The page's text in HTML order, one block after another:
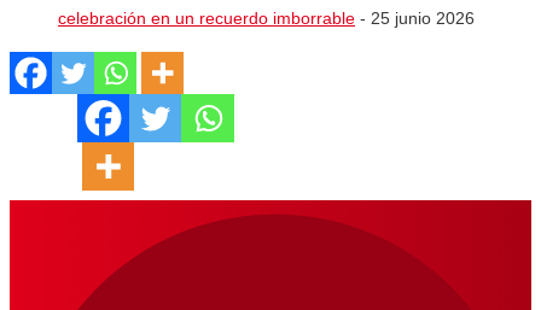
celebración en un recuerdo imborrable - 25 junio 2026